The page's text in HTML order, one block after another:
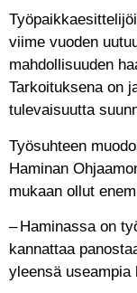
viime vuoden
mahdollisuuden
Tarkoituksena on
tulevaisuutta
Työsuhteen
Haminan
mukaan ollut
– Haminassa on
kannattaa
yleensä useampia